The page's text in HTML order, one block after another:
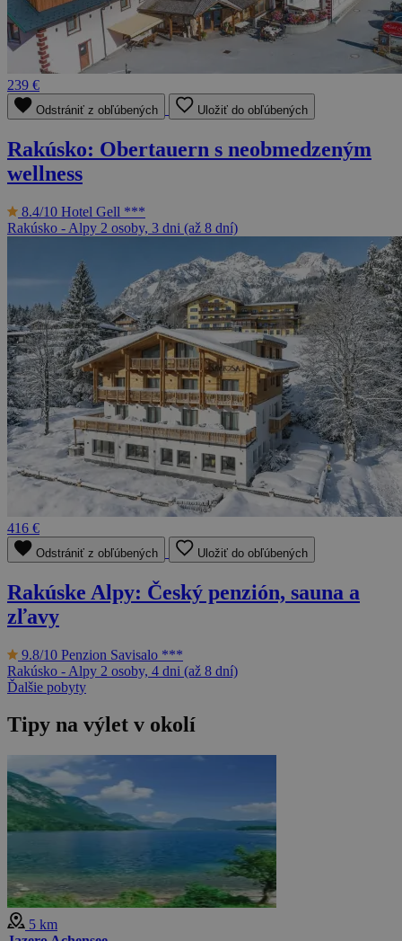
239 €
Odstrániť z obľúbených Uložiť do obľúbených
Rakúsko: Obertauern s neobmedzeným
wellness
8.4/10 Hotel Gell ***
Rakúsko - Alpy 2 osoby, 3 dni (až 8 dní)
416 €
Odstrániť z obľúbených Uložiť do obľúbených
Rakúske Alpy: Český penzión, sauna a
zľavy
9.8/10 Penzion Savisalo ***
Rakúsko - Alpy 2 osoby, 4 dni (až 8 dní)
Ďalšie pobyty
Tipy na výlet v okolí
5 km